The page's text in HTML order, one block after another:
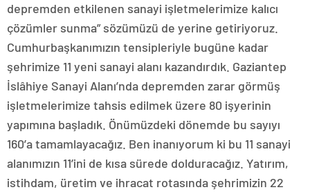
depremden etkilenen sanayi işletmelerimize kalıcı
çözümler sunma” sözümüzü de yerine getiriyoruz.
Cumhurbaşkanımızın tensipleriyle bugüne kadar
şehrimize 11 yeni sanayi alanı kazandırdık. Gaziantep
İslâhiye Sanayi Alanı’nda depremden zarar görmüş
işletmelerimize tahsis edilmek üzere 80 işyerinin
yapımına başladık. Önümüzdeki dönemde bu sayıyı
160’a tamamlayacağız. Ben inanıyorum ki bu 11 sanayi
alanımızın 11’ini de kısa sürede dolduracağız. Yatırım,
istihdam, üretim ve ihracat rotasında şehrimizin 22